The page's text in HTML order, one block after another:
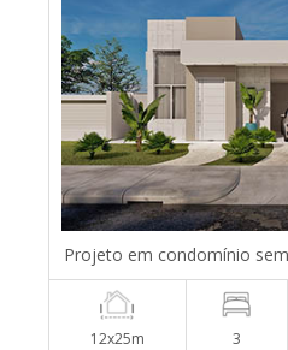
Projeto em condomínio
12x25m 3